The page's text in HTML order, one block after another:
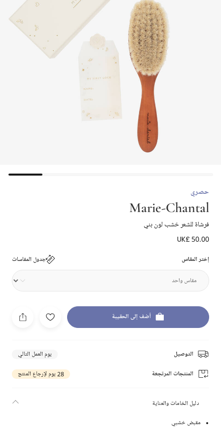
حصري
Marie-Chantal
فرشاة للشعر خشب لون بني
UK£ 50.00
إختر المقاس جدول المقاسات
أضف إلى الحقيبة
التوصيل يوم العمل التالي
المنتجات المرتجعة 28 يوم لإرجاع المنتج
دليل الخامات والعناية
مقبض خشبي